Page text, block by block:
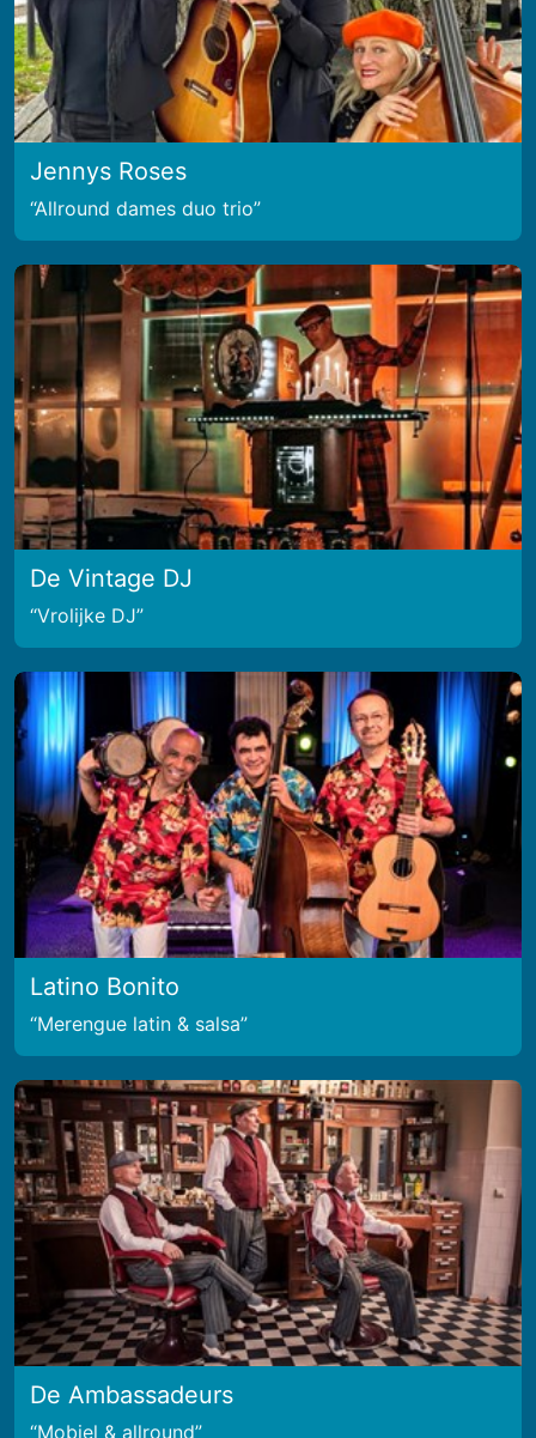
Jennys Roses
Allround dames duo trio
De Vintage DJ
Vrolijke DJ
Latino Bonito
Merengue latin & salsa
De Ambassadeurs
Mobiel & allround